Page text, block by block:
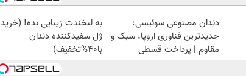
دندان مصنوعی سوئیسی:
جدیدترین فناوری اروپا، سبک و
مقاوم | پرداخت قسطی
به لبخندت زیبایی بده! (خرید
ژل سفیدکننده دندان
با40%تخفیف)